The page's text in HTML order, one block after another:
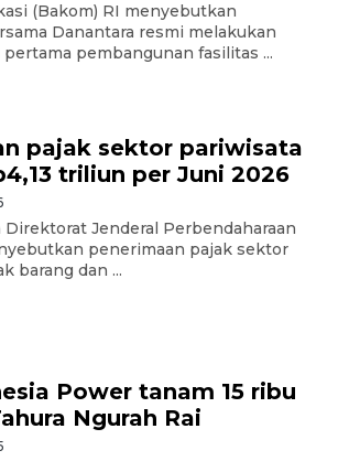
(Bakom) RI menyebutkan
Danantara resmi melakukan
pembangunan fasilitas ...
pajak sektor pariwisata
triliun per Juni 2026
Direktorat Jenderal Perbendaharaan
penerimaan pajak sektor
barang dan ...
Power tanam 15 ribu
Ngurah Rai